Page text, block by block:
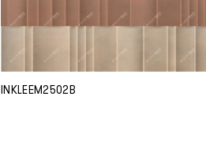
INKLEEM2502B